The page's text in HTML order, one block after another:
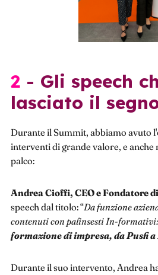
2 - Gli speech che hanno
lasciato il
Durante il Summit, abbiamo avuto
interventi di grande valore, e anche
palco:
Andrea Cioffi, CEO e Fondatore
speech dal titolo: “Da funzione
contenuti con palinsesti In-formativi:
formazione di impresa, da Push
Durante il suo intervento, Andrea